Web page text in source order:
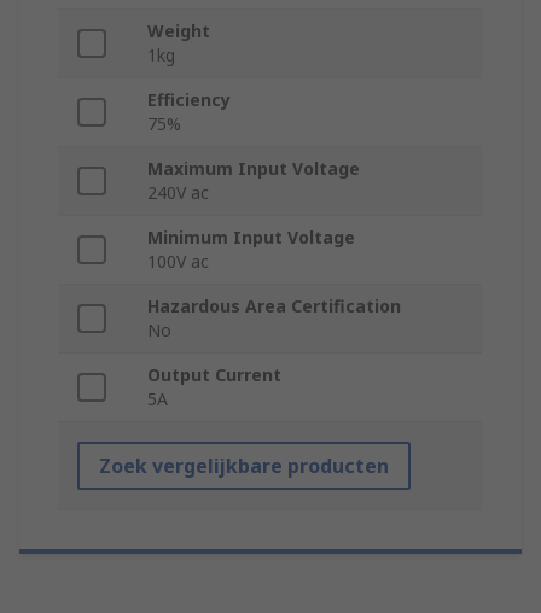
Weight
1kg
Efficiency
75%
Maximum Input Voltage
240V ac
Minimum Input Voltage
100V ac
Hazardous Area Certification
No
Output Current
5A
Zoek vergelijkbare producten